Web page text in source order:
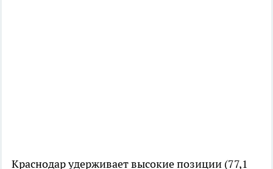
Краснодар удерживает высокие позиции (77,1